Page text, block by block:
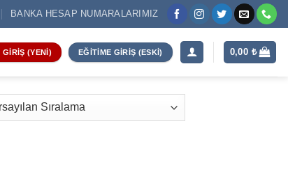
BANKA HESAP NUMARALARIMIZ
GIRIŞ (YENI) EĞITIME GIRIŞ (ESKI) 0,00 ₺